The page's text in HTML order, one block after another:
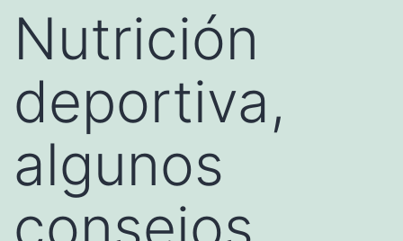
Nutrición
deportiva,
algunos
consejos